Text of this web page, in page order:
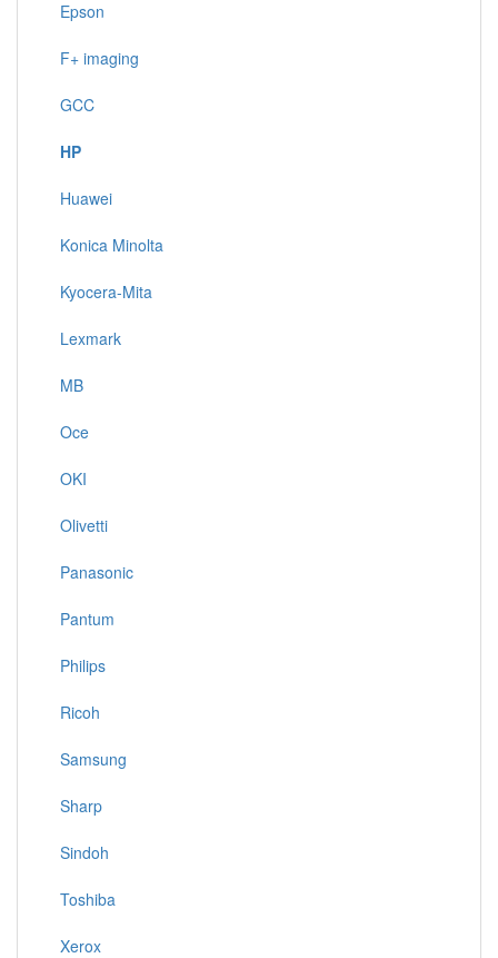
Epson
F+ imaging
GCC
HP
Huawei
Konica Minolta
Kyocera-Mita
Lexmark
MB
Oce
OKI
Olivetti
Panasonic
Pantum
Philips
Ricoh
Samsung
Sharp
Sindoh
Toshiba
Xerox